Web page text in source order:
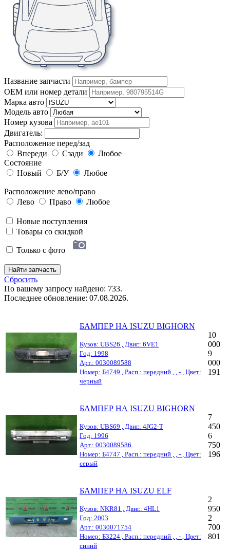
Название запчасти
OEM или номер детали
Марка авто
Модель авто
Номер кузова
Двигатель:
Расположение перед/зад
Впереди
Сзади
Любое
Состояние
Новый
Б/У Любое
Расположение лево/право
Лево
Право Любое
Новые поступления
Товары со скидкой
Только с фото
Найти запчасть
Сбросить
По вашему запросу найдено: 733.
Последнее обновление: 07.08.2026.
БАМПЕР НА ISUZU BIGHORN
Кузов: UBS26 , Двиг.: 6VE1
Год: 1998
Арт.: 0030089588
Номер: Б4749 , Расп.: передний , , - , Цвет:
черный
10
000
9
000
191
БАМПЕР НА ISUZU BIGHORN
Кузов: UBS69 , Двиг.: 4JG2-T
Год: 1996
Арт.: 0030089586
Номер: Б4747 , Расп.: передний , , - , Цвет:
серый
7
450
6
750
196
БАМПЕР НА ISUZU ELF
Кузов: NKR81 , Двиг.: 4HL1
Год: 2003
Арт.: 0030071754
Номер: Б3224 , Расп.: передний , , - , Цвет:
синий
2
950
2
700
801